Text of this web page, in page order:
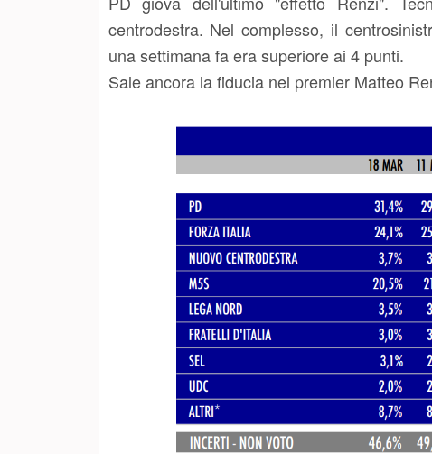
centrodestra. Nel complesso, il
una settimana fa era superiore ai 4 punti.
Sale ancora la fiducia nel premier Matteo